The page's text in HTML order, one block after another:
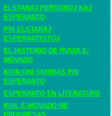
ELSTARAJ PERSONOJ KAJ
ESPERANTO
PRI ELSTARAJ
ESPERANTISTOJ
EL HISTORIO DE RUSIA E-
MOVADO
KION ONI SKRIBAS PRI
ESPERANTO
ESPERANTO EN LITERATURO
KIAL E-MOVADO NE